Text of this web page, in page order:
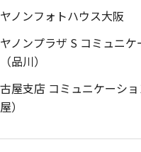
ノンフォトハウス大阪
ノンプラザ S コミュニケ
品川）
屋支店 コミュニケーシ
）